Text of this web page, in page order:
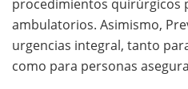
procedimientos quirúrgicos
ambulatorios. Asimismo,
urgencias integral, tanto
como para personas